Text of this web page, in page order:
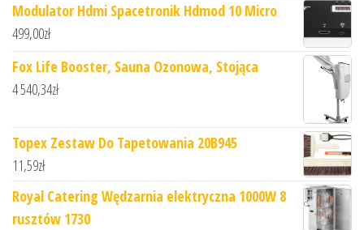
Modulator Hdmi Spacetronik Hdmod 10 Micro
499,00zł
Fox Life Booster, Sauna Ozonowa, Stojąca
4 540,34zł
Topex Zestaw Do Tapetowania 20B945
11,59zł
Royal Catering Wędzarnia elektryczna 1000W 8
rusztów 1730